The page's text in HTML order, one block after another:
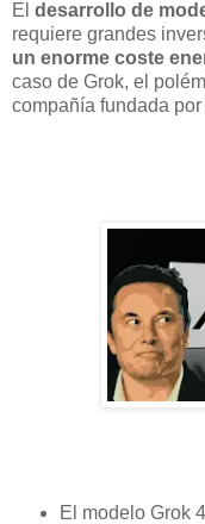
El desarrollo de
requiere grandes
un enorme coste
caso de Grok, el
compañía fundada
El modelo Grok